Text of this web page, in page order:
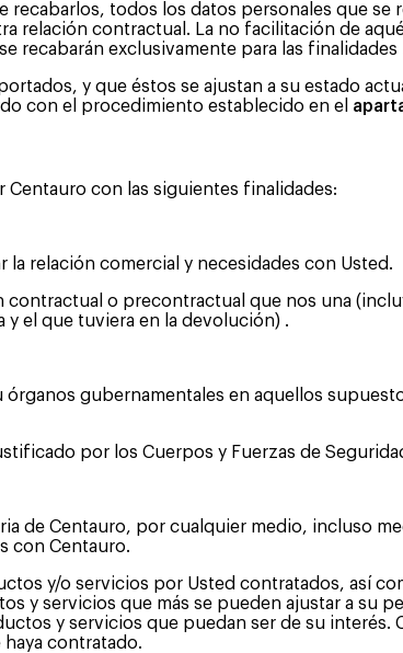
todos los datos personales que
relación contractual. La no facilitación de
exclusivamente para las
y que éstos se ajustan a su estado
con el procedimiento establecido en el
con las siguientes finalidades:
relación comercial y necesidades con Usted.
o precontractual que nos una
el que tuviera en la devolución) .
gubernamentales en aquellos
por los Cuerpos y Fuerzas de
de Centauro, por cualquier medio, incluso
con Centauro.
y/o servicios por Usted contratados, así
y servicios que más se pueden ajustar a su
y servicios que puedan ser de su
contratado.